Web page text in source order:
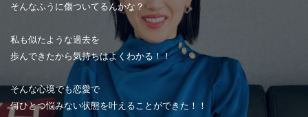
そんなふうに傷ついてるんかな？
私も似たような過去を
歩んできたから気持ちはよくわかる！！
そんな心境でも恋愛で
何ひとつ悩みない状態を叶えることができた！！